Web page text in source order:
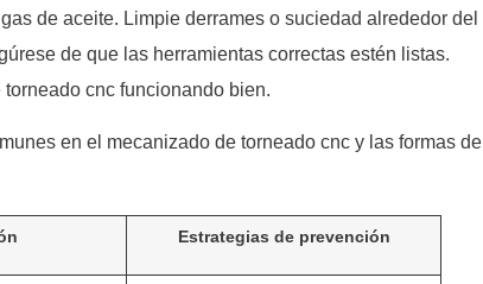
de aceite. Limpie derrames o suciedad alrededor del
de que las herramientas correctas estén listas.
cnc funcionando bien.
en el mecanizado de torneado cnc y las formas de
Estrategias de prevención